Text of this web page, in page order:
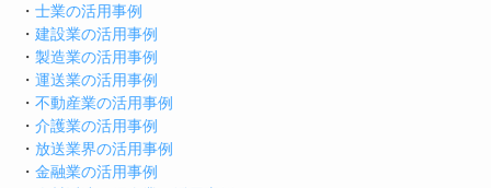
・ 士業の活用事例
・ 建設業の活用事例
・ 製造業の活用事例
・ 運送業の活用事例
・ 不動産業の活用事例
・ 介護業の活用事例
・ 放送業界の活用事例
・ 金融業の活用事例